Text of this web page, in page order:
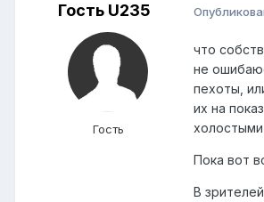
Гость U235
Гость
что
не
пехоты,
их на
Пока вот
В